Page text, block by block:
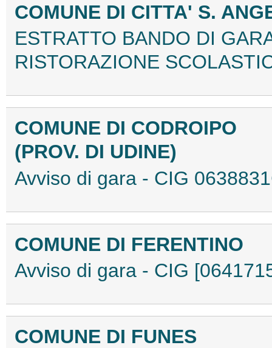
COMUNE DI CITTA' S.
ESTRATTO BANDO DI
RISTORAZIONE
COMUNE DI CODROIPO
(PROV. DI UDINE)
Avviso di gara - CIG
COMUNE DI FERENTINO
Avviso di gara - CIG
COMUNE DI FUNES